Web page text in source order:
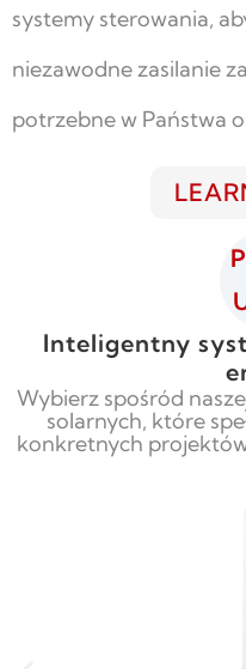
systemy sterowania,
niezawodne zasilanie
potrzebne w Państwa
Inteligentny
Wybierz spośród
solarnych, które
konkretnych